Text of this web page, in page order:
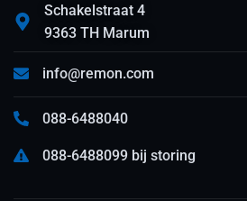
Schakelstraat 4
9363 TH Marum
info@remon.com
088-6488040
088-6488099 bij storing